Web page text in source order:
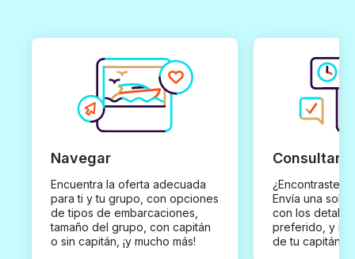
Navegar
Encuentra la oferta adecuada
para ti y tu grupo, con opciones
de tipos de embarcaciones,
tamaño del grupo, con capitán
o sin capitán, ¡y mucho más!
Consultar
¿Encontraste
Envía una
con los
preferido, y
de tu capitán